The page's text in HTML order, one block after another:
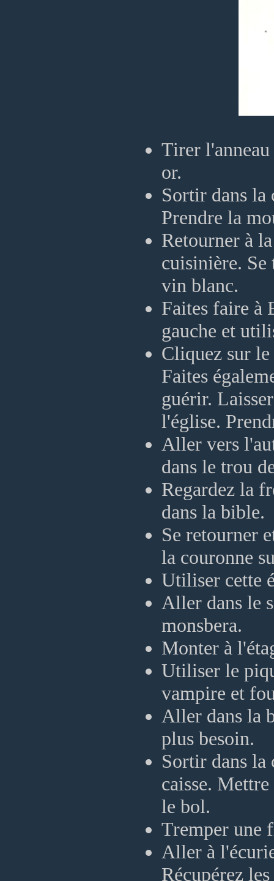
Tirer
or.
Sortir dans la
Prendre la
Retourner à
cuisinière. Se
vin blanc.
Faites faire à
gauche et
Cliquez sur
Faites
guérir.
l'église.
Aller vers
dans le trou
Regardez la
dans la bible.
Se retourner
la couronne
Utiliser cette
Aller dans le
monsbera.
Monter à
Utiliser le
vampire et
Aller dans la
plus besoin.
Sortir dans la
caisse.
le bol.
Tremper une
Aller à
Récupérez